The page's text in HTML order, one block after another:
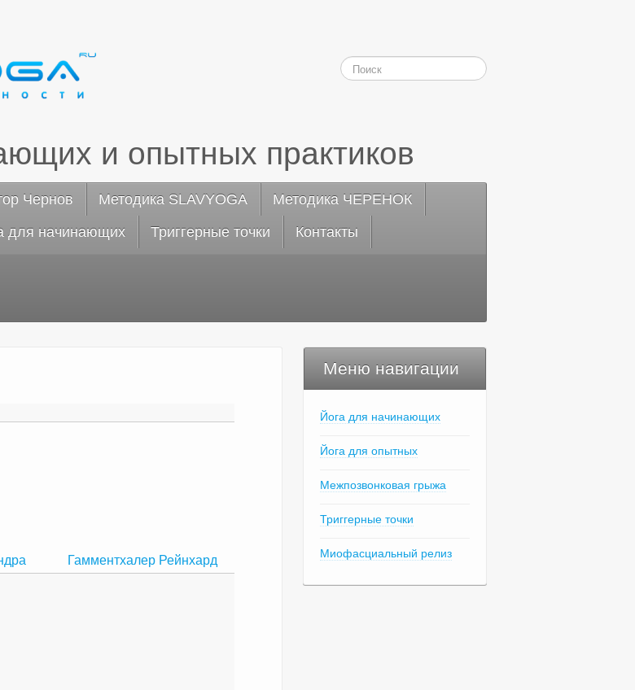
и опытных практиков
Чернов Методика SLAVYOGA
Методика ЧЕРЕНОК
для начинающих
Триггерные точки Контакты
Гамментхалер Рейнхард
Меню навигации
Йога для начинающих
Йога для опытных
Межпозвонковая грыжа
Триггерные точки
Миофасциальный релиз